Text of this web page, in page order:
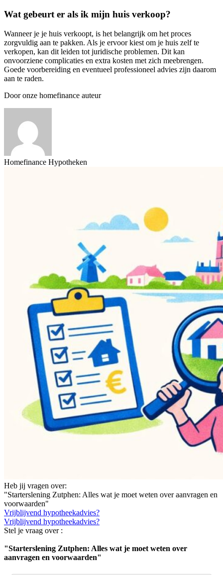
Wat gebeurt er als ik mijn huis verkoop?
Wanneer je je huis verkoopt, is het belangrijk om het proces
zorgvuldig aan te pakken. Als je ervoor kiest om je huis zelf te
verkopen, kan dit leiden tot juridische problemen. Dit kan
onvoorziene complicaties en extra kosten met zich meebrengen.
Goede voorbereiding en eventueel professioneel advies zijn daarom
aan te raden.
Door onze homefinance auteur
Homefinance Hypotheken
Heb jij vragen over:
"Starterslening Zutphen: Alles wat je moet weten over aanvragen en
voorwaarden"
Vrijblijvend hypotheekadvies?
Vrijblijvend hypotheekadvies?
Stel je vraag over :
"Starterslening Zutphen: Alles wat je moet weten over
aanvragen en voorwaarden"